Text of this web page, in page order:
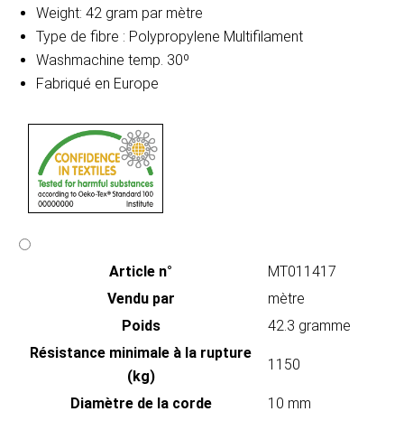
Weight: 42 gram par mètre
Type de fibre : Polypropylene Multifilament
Washmachine temp. 30º
Fabriqué en Europe
Article n°
MT011417
Vendu par
mètre
Poids
42.3 gramme
Résistance minimale à la rupture
(kg)
1150
Diamètre de la corde
10 mm